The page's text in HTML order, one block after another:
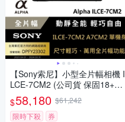
【Sony索尼】小型全片幅相機 I
LCE-7CM2 (公司貨 保固18+6
個月)
$58,180 $61,242
限時下殺
券